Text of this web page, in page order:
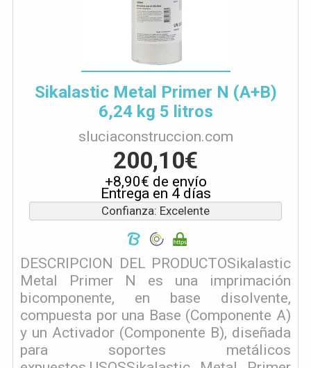
Sikalastic Metal Primer N (A+B)
6,24 kg 5 litros
sluciaconstruccion.com
200,10€
+8,90€ de envío
Entrega en 4 días
Confianza: Excelente
DESCRIPCION DEL PRODUCTOSikalastic
Metal Primer N es una imprimación
bicomponente, en base disolvente,
compuesta por una Base (Componente A)
y un Activador (Componente B), diseñada
para soportes metálicos